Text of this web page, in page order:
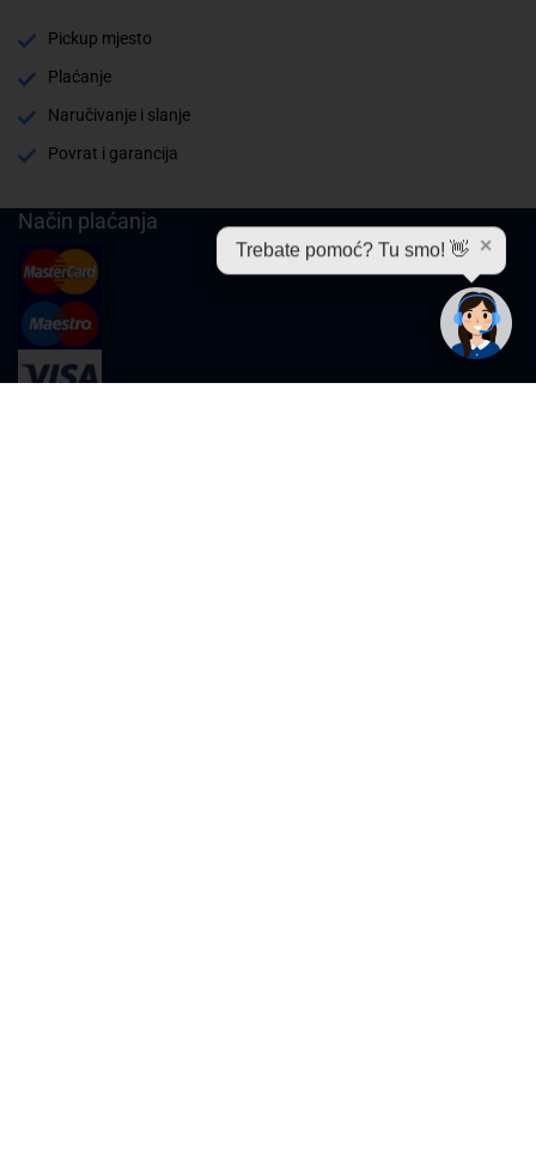
Pickup mjesto
Plaćanje
Naručivanje i slanje
Povrat i garancija
Način plaćanja
Trebate pomoć? Tu smo! 👋 ✕